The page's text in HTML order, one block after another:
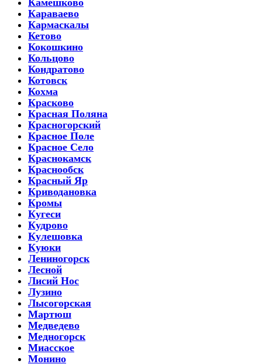
Караваево
Кармаскалы
Кетово
Кокошкино
Кольцово
Кондратово
Котовск
Кохма
Красково
Красная Поляна
Красногорский
Красное Поле
Красное Село
Краснокамск
Краснообск
Красный Яр
Криводановка
Кромы
Кугеси
Кудрово
Кулешовка
Куюки
Лениногорск
Лесной
Лисий Нос
Лузино
Лысогорская
Мартюш
Медведево
Медногорск
Миасское
Монино